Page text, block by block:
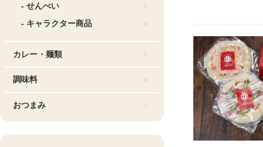
- せんべい
- キャラクター商品
カレー・麺類
調味料
おつまみ